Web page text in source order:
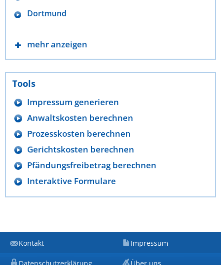
Dortmund
mehr anzeigen
Tools
Impressum generieren
Anwaltskosten berechnen
Prozesskosten berechnen
Gerichtskosten berechnen
Pfändungsfreibetrag berechnen
Interaktive Formulare
Kontakt Impressum